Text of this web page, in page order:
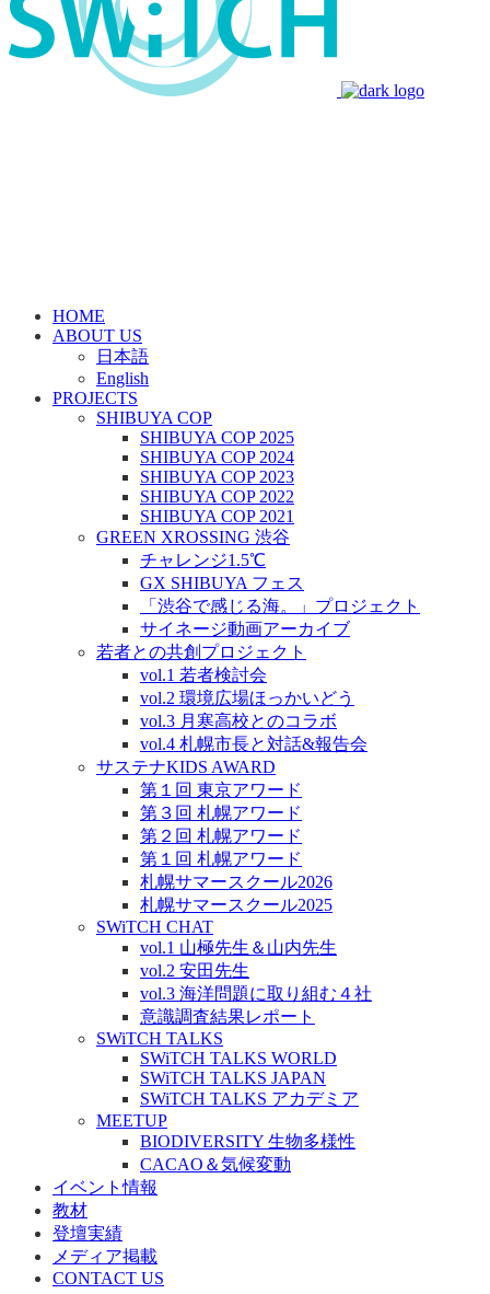
HOME
ABOUT US
日本語
English
PROJECTS
SHIBUYA COP
SHIBUYA COP 2025
SHIBUYA COP 2024
SHIBUYA COP 2023
SHIBUYA COP 2022
SHIBUYA COP 2021
GREEN XROSSING 渋谷
チャレンジ1.5℃
GX SHIBUYA フェス
「渋谷で感じる海。」プロジェクト
サイネージ動画アーカイブ
若者との共創プロジェクト
vol.1 若者検討会
vol.2 環境広場ほっかいどう
vol.3 月寒高校とのコラボ
vol.4 札幌市長と対話&報告会
サステナKIDS AWARD
第１回 東京アワード
第３回 札幌アワード
第２回 札幌アワード
第１回 札幌アワード
札幌サマースクール2026
札幌サマースクール2025
SWiTCH CHAT
vol.1 山極先生＆山内先生
vol.2 安田先生
vol.3 海洋問題に取り組む４社
意識調査結果レポート
SWiTCH TALKS
SWiTCH TALKS WORLD
SWiTCH TALKS JAPAN
SWiTCH TALKS アカデミア
MEETUP
BIODIVERSITY 生物多様性
CACAO＆気候変動
イベント情報
教材
登壇実績
メディア掲載
CONTACT US